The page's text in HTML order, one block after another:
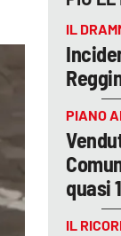
IL
PIANO
quasi
IL